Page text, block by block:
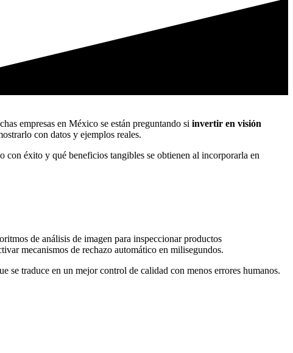
empresas en México se están preguntando si invertir en visión
con datos y ejemplos reales.
con éxito y qué beneficios tangibles se obtienen al incorporarla en
de análisis de imagen para inspeccionar productos
mecanismos de rechazo automático en milisegundos.
se traduce en un mejor control de calidad con menos errores humanos.